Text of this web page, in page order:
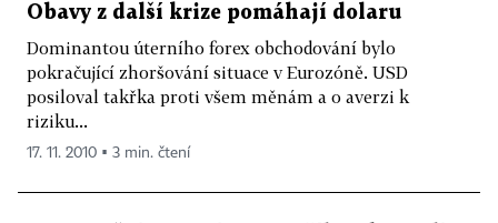
Obavy z další krize pomáhají dolaru
Dominantou úterního forex obchodování bylo
pokračující zhoršování situace v Eurozóně. USD
posiloval takřka proti všem měnám a o averzi k
riziku...
17. 11. 2010 ▪ 3 min. čtení